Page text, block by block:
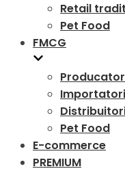
Retail
Pet Food
FMCG
Importatori
Pet Food
E-commerce
PREMIUM